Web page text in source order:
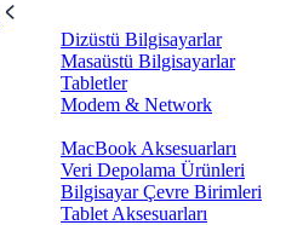
Dizüstü Bilgisayarlar
Masaüstü Bilgisayarlar
Tabletler
Modem & Network
MacBook Aksesuarları
Veri Depolama Ürünleri
Bilgisayar Çevre Birimleri
Tablet Aksesuarları